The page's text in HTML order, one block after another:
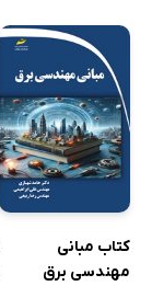
کتاب مبانی
مهندسی برق